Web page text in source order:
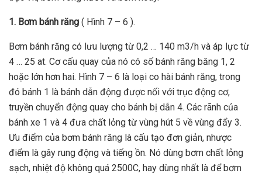
1. Bơm bánh răng ( Hình 7 – 6 ).
Bơm bánh răng có lưu lượng từ 0,2 … 140 m3/h và áp lực từ
4 … 25 at. Cơ cấu quay của nó có số bánh răng băng 1, 2
hoặc lớn hơn hai. Hình 7 – 6 là loại co hài bánh răng, trong
đó bánh 1 là bánh dẫn động được nối với trục động cơ,
truyền chuyển động quay cho bánh bị dẫn 4. Các rãnh của
bánh xe 1 và 4 đưa chất lỏng từ vùng hút 5 về vùng đẩy 3.
Ưu điểm của bơm bánh răng là cấu tạo đơn giản, nhược
điểm là gây rung động và tiếng ồn. Nó dùng bơm chất lỏng
sạch, nhiệt độ không quá 2500C, hay dùng nhất là để bơm